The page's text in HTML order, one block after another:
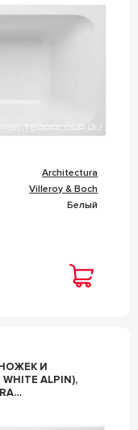
Architectura
Villeroy & Boch
Белый
И
ALPIN),